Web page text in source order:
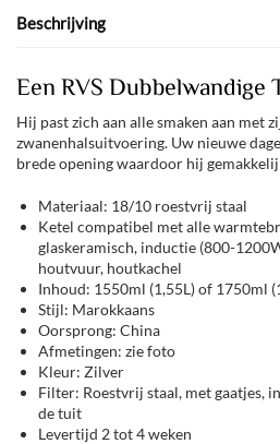
Beschrijving
Een RVS Dubbelwandige
Hij past zich aan alle smaken aan met
zwanenhalsuitvoering. Uw nieuwe
brede opening waardoor hij
Materiaal: 18/10 roestvrij staal
Ketel compatibel met alle
glaskeramisch, inductie (800-
houtvuur, houtkachel
Inhoud: 1550ml (1,55L) of 1750ml
Stijl: Marokkaans
Oorsprong: China
Afmetingen: zie foto
Kleur: Zilver
Filter: Roestvrij staal, met gaatjes,
de tuit
Levertijd 2 tot 4 weken